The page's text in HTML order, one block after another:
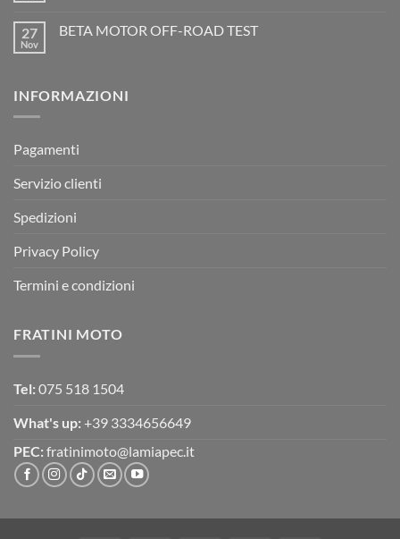
è
arrivata
Motocross
èBeta
27
Nov
BETA MOTOR OFF-ROAD TEST
MOTOR
INFORMAZIONI
Pagamenti
Servizio clienti
Spedizioni
Privacy Policy
Termini e condizioni
FRATINI MOTO
Tel: 075 518 1504
What's up: +39 3334656649
PEC: fratinimoto@lamiapec.it